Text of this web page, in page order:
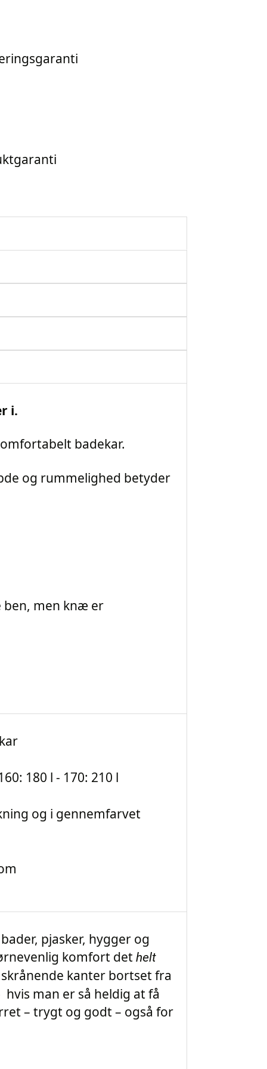
i.
badekar.
og rummelighed betyder
ben, men knæ er
180 l - 170: 210 l
og i gennemfarvet
pjasker, hygger og
komfort dethelt
kanter bortset fra
man er så heldig at få
– trygt og godt – også for